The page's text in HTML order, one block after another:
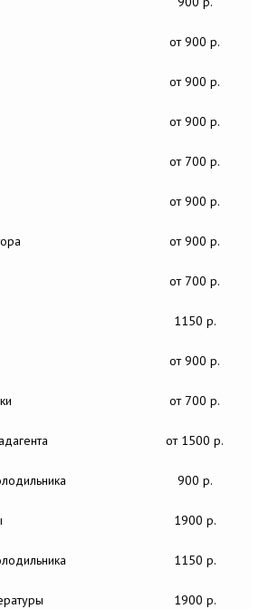
от 900 р.
от 900 р.
от 900 р.
от 700 р.
от 900 р.
от 900 р.
от 700 р.
1150 р.
от 900 р.
от 700 р.
от 1500 р.
900 р.
1900 р.
1150 р.
1900 р.